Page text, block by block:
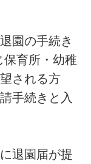
園の手続き
保育所・幼稚
される方
手続きと入
退園届が提